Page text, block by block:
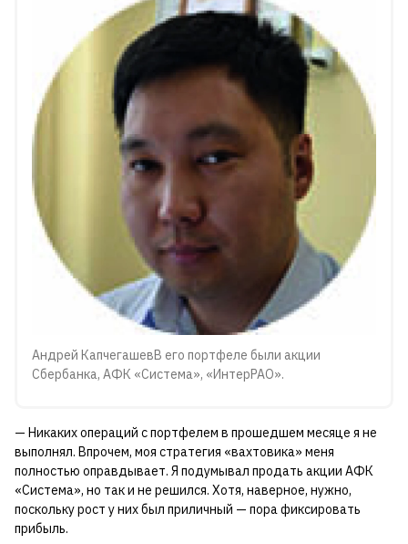
Андрей КапчегашевВ его портфеле были акции
Сбербанка, АФК «Система», «ИнтерРАО».
— Никаких операций с портфелем в прошедшем месяце я не
выполнял. Впрочем, моя стратегия «вахтовика» меня
полностью оправдывает. Я подумывал продать акции АФК
«Система», но так и не решился. Хотя, наверное, нужно,
поскольку рост у них был приличный — пора фиксировать
прибыль.